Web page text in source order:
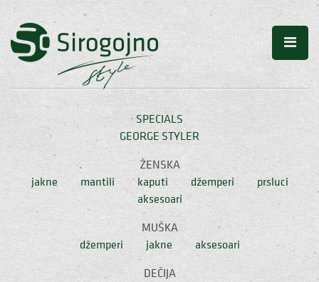
SPECIALS
GEORGE STYLER
ŽENSKA
jakne
mantili kaputi džemperi
prsluci
aksesoari
MUŠKA
džemperi
jakne
aksesoari
DEČIJA